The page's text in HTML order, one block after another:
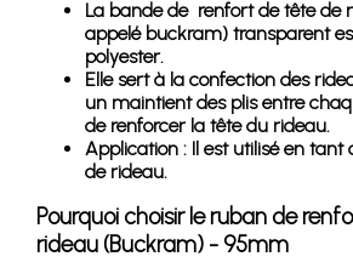
La bande de renfort de tête de
appelé buckram) transparent
polyester.
Elle sert à la confection des
un maintient des plis entre
de renforcer la tête du rideau.
Application : Il est utilisé en tant
de rideau.
Pourquoi choisir le ruban de
rideau (Buckram) - 95mm